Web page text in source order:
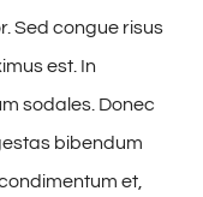
Sed congue risus
est. In
sodales. Donec
bibendum
et,